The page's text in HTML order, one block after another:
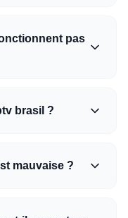
pas
brasil ?
mauvaise ?